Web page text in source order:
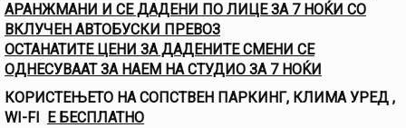
АРАНЖМАНИ И СЕ ДАДЕНИ ПО ЛИЦЕ ЗА 7 НОЌИ СО
ВКЛУЧЕН АВТОБУСКИ ПРЕВОЗ
ОСТАНАТИТЕ ЦЕНИ ЗА ДАДЕНИТЕ СМЕНИ СЕ
ОДНЕСУВААТ ЗА НАЕМ НА СТУДИО ЗА 7 НОЌИ
КОРИСТЕЊЕТО НА СОПСТВЕН ПАРКИНГ, КЛИМА УРЕД ,
WI-FI
Е БЕСПЛАТНО